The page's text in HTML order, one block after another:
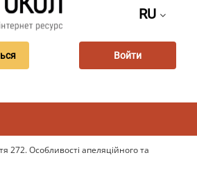
RU
Войти
272. Особливості апеляційного та